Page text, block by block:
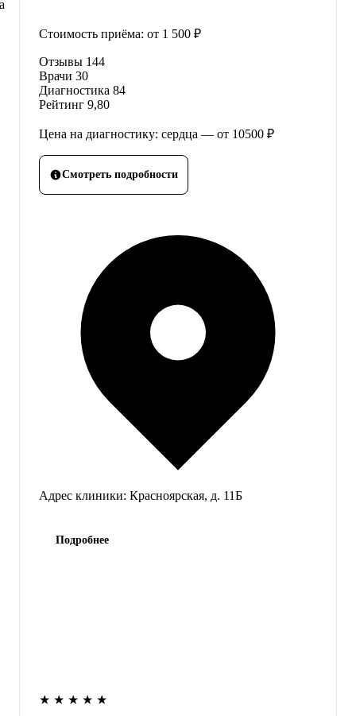
Стоимость приёма: от 1 500 ₽
Отзывы 144
Врачи 30
Диагностика 84
Рейтинг 9,80
Цена на диагностику: сердца — от 10500 ₽
Смотреть подробности
Адрес клиники: Красноярская, д. 11Б
Подробнее
★ ★ ★ ★ ★